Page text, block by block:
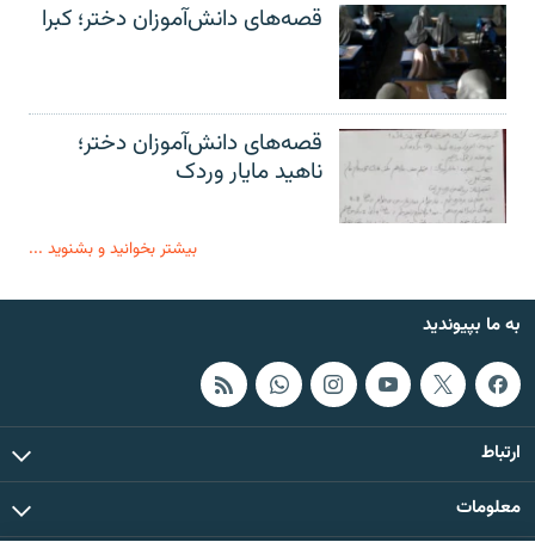
قصه‌های دانش‌آموزان دختر؛ کبرا
قصه‌های دانش‌آموزان دختر؛
ناهید مایار وردک
بیشتر بخوانید و بشنوید ...
به ما بپیوندید
ارتباط
معلومات